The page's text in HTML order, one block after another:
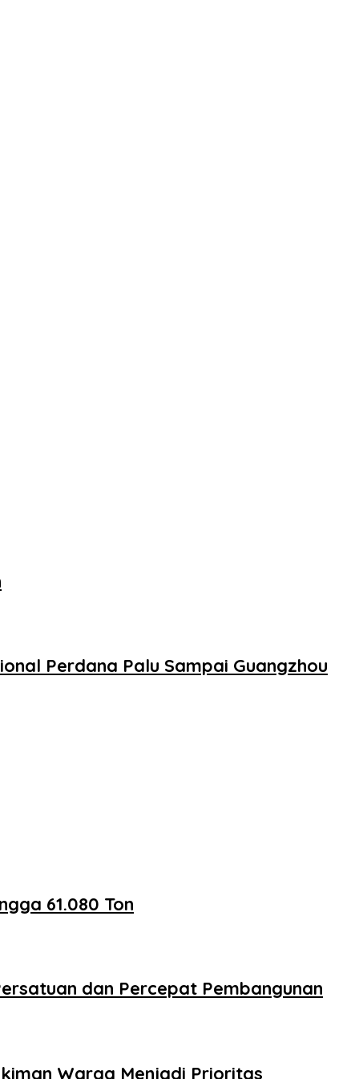
Perdana Palu Sampai Guangzhou
61.080 Ton
dan Percepat Pembangunan
Warga Menjadi Prioritas